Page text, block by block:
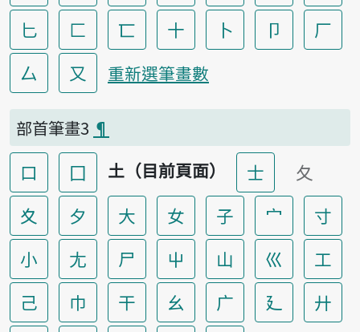
匕
匚 匸 十 卜 卩
厂
厶
又 重新選筆畫數
部首筆畫3 ¶
口 囗 土（目前頁面） 士
夂
夊
夕 大 女 子 宀
寸
小
尢 尸 屮 山 巛
工
己
巾 干 幺 广 廴
廾